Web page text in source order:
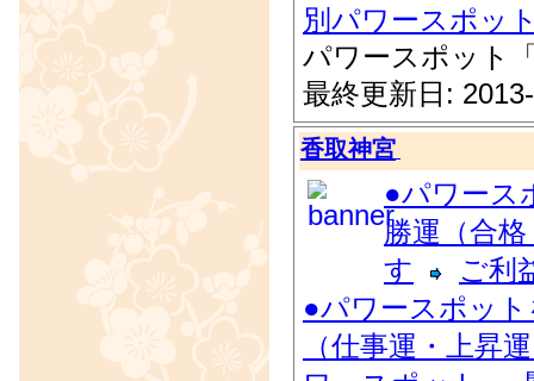
別パワースポッ
パワースポット
最終更新日:
香取神宮
●パワース
勝運（合
す
ご利
●パワースポッ
（仕事運・上昇